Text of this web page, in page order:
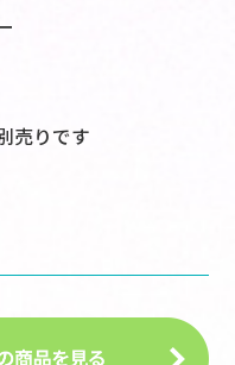
売りです